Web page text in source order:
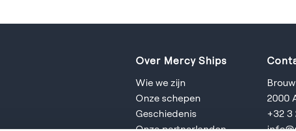
Over Mercy Ships
Wie we zijn
Onze schepen
Geschiedenis
2000
+32 3